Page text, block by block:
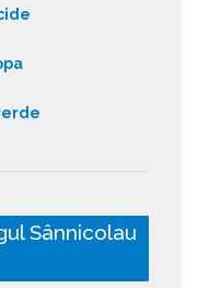
Sânnicolau